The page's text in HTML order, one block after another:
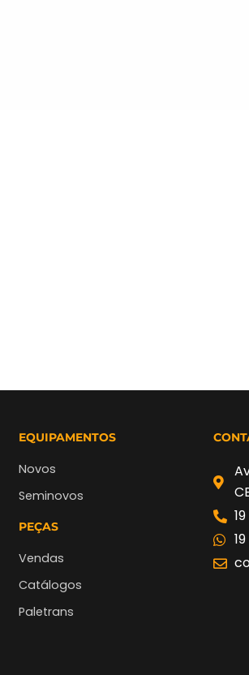
EQUIPAMENTOS
Novos
Seminovos
PEÇAS
Vendas
Catálogos
Paletrans